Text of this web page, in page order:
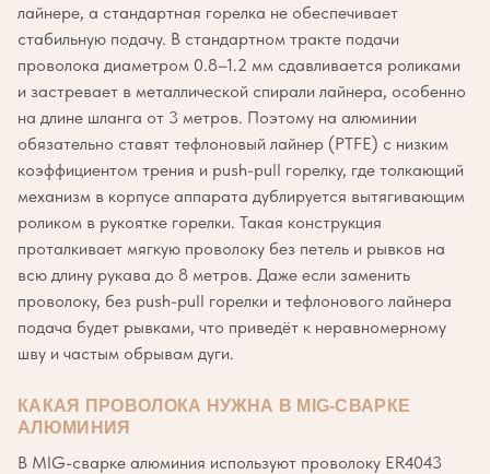
лайнере, а стандартная горелка не обеспечивает
стабильную подачу. В стандартном тракте подачи
проволока диаметром 0.8–1.2 мм сдавливается роликами
и застревает в металлической спирали лайнера, особенно
на длине шланга от 3 метров. Поэтому на алюминии
обязательно ставят тефлоновый лайнер (PTFE) с низким
коэффициентом трения и push-pull горелку, где толкающий
механизм в корпусе аппарата дублируется вытягивающим
роликом в рукоятке горелки. Такая конструкция
проталкивает мягкую проволоку без петель и рывков на
всю длину рукава до 8 метров. Даже если заменить
проволоку, без push-pull горелки и тефлонового лайнера
подача будет рывками, что приведёт к неравномерному
шву и частым обрывам дуги.
КАКАЯ ПРОВОЛОКА НУЖНА В MIG-СВАРКЕ
АЛЮМИНИЯ
В MIG-сварке алюминия используют проволоку ER4043